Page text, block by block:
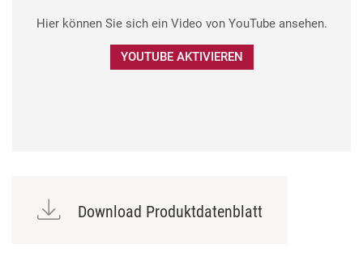
Hier können Sie sich ein Video von YouTube ansehen.
YOUTUBE AKTIVIEREN
Download Produktdatenblatt